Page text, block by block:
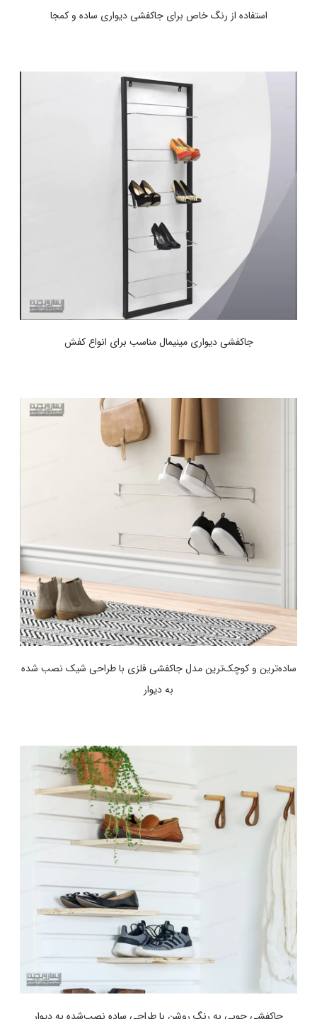
استفاده از رنگ خاص برای جاکفشی دیواری ساده و کمجا
جاکفشی دیواری مینیمال مناسب برای انواع کفش
ساده‌ترین و کوچک‌ترین مدل جاکفشی فلزی با طراحی شیک نصب شده
به دیوار